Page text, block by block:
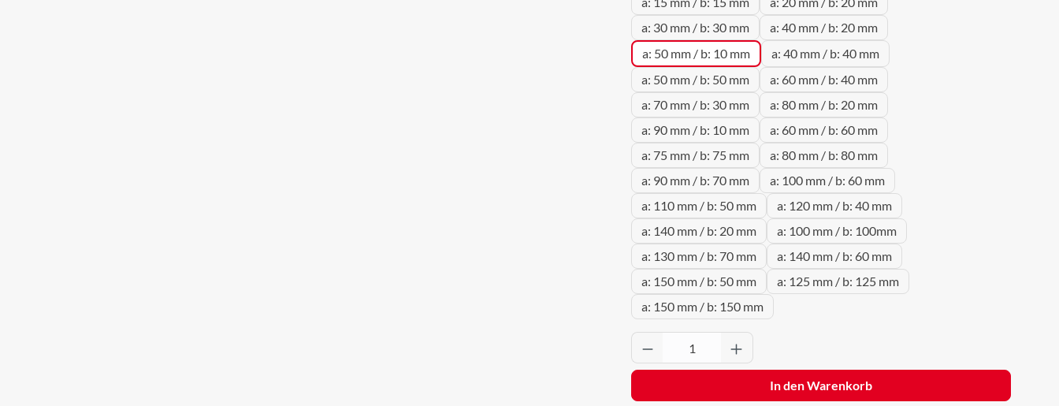
a: 30 mm / b: 30 mm
a: 40 mm / b: 20 mm
a: 50 mm / b: 10 mm
a: 40 mm / b: 40 mm
a: 50 mm / b: 50 mm
a: 60 mm / b: 40 mm
a: 70 mm / b: 30 mm
a: 80 mm / b: 20 mm
a: 90 mm / b: 10 mm
a: 60 mm / b: 60 mm
a: 75 mm / b: 75 mm
a: 80 mm / b: 80 mm
a: 90 mm / b: 70 mm
a: 100 mm / b: 60 mm
a: 110 mm / b: 50 mm
a: 120 mm / b: 40 mm
a: 140 mm / b: 20 mm
a: 100 mm / b: 100mm
a: 130 mm / b: 70 mm
a: 140 mm / b: 60 mm
a: 150 mm / b: 50 mm
a: 125 mm / b: 125 mm
a: 150 mm / b: 150 mm
Produkt Anzahl: Gib den gewünschten Wert ein
In den Warenkorb